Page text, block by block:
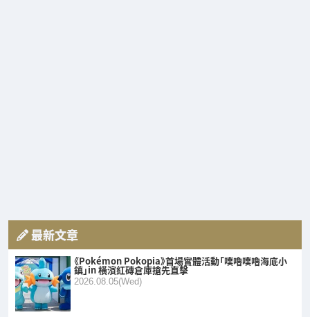
最新文章
《Pokémon Pokopia》首場實體活動「噗嚕噗嚕海底小
鎮」in 橫濱紅磚倉庫搶先直擊
2026.08.05(Wed)